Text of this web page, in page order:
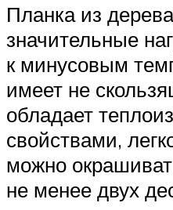
Планка из
значительные
к минусовым
имеет не
обладает
свойствами,
можно
не менее двух